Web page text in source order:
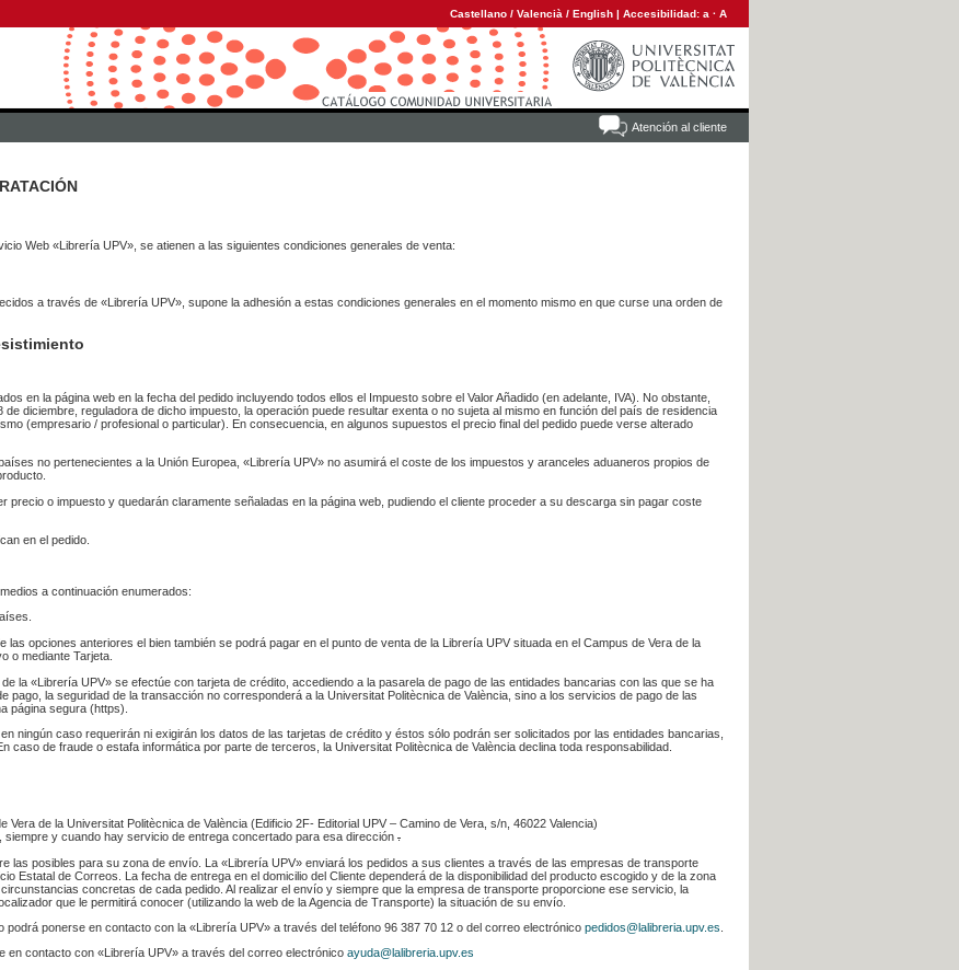
Castellano / Valencià / English | Accesibilidad: a · A
Atención al cliente
Web «Librería UPV», se atienen a las siguientes condiciones generales de venta:
a través de «Librería UPV», supone la adhesión a estas condiciones generales en el momento mismo en que curse una orden de
en la página web en la fecha del pedido incluyendo todos ellos el Impuesto sobre el Valor Añadido (en adelante, IVA). No obstante,
diciembre, reguladora de dicho impuesto, la operación puede resultar exenta o no sujeta al mismo en función del país de residencia
(empresario / profesional o particular). En consecuencia, en algunos supuestos el precio final del pedido puede verse alterado
no pertenecientes a la Unión Europea, «Librería UPV» no asumirá el coste de los impuestos y aranceles aduaneros propios de
precio o impuesto y quedarán claramente señaladas en la página web, pudiendo el cliente proceder a su descarga sin pagar coste
en el pedido.
a continuación enumerados:
las opciones anteriores el bien también se podrá pagar en el punto de venta de la Librería UPV situada en el Campus de Vera de la
o mediante Tarjeta.
la «Librería UPV» se efectúe con tarjeta de crédito, accediendo a la pasarela de pago de las entidades bancarias con las que se ha
pago, la seguridad de la transacción no corresponderá a la Universitat Politècnica de València, sino a los servicios de pago de las
página segura (https).
ningún caso requerirán ni exigirán los datos de las tarjetas de crédito y éstos sólo podrán ser solicitados por las entidades bancarias,
caso de fraude o estafa informática por parte de terceros, la Universitat Politècnica de València declina toda responsabilidad.
Vera de la Universitat Politècnica de València (Edificio 2F- Editorial UPV – Camino de Vera, s/n, 46022 Valencia)
siempre y cuando hay servicio de entrega concertado para esa dirección .
las posibles para su zona de envío. La «Librería UPV» enviará los pedidos a sus clientes a través de las empresas de transporte
Estatal de Correos. La fecha de entrega en el domicilio del Cliente dependerá de la disponibilidad del producto escogido y de la zona
concretas de cada pedido. Al realizar el envío y siempre que la empresa de transporte proporcione ese servicio, la
que le permitirá conocer (utilizando la web de la Agencia de Transporte) la situación de su envío.
podrá ponerse en contacto con la «Librería UPV» a través del teléfono 96 387 70 12 o del correo electrónico pedidos@lalibreria.upv.es
en contacto con «Librería UPV» a través del correo electrónico ayuda@lalibreria.upv.es